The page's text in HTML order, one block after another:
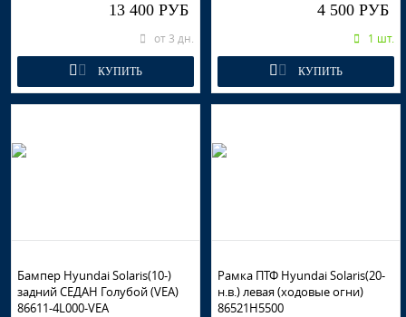
13 400 РУБ
от 3 дн.
КУПИТЬ
4 500 РУБ
1 шт.
КУПИТЬ
Бампер Hyundai Solaris(10-)
задний СЕДАН Голубой (VEA)
86611-4L000-VEA
Рамка ПТФ Hyundai Solaris(20-
н.в.) левая (ходовые огни)
86521H5500